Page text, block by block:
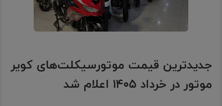
جدیدترین قیمت موتورسیکلت‌های کویر
موتور در خرداد ۱۴۰۵ اعلام شد